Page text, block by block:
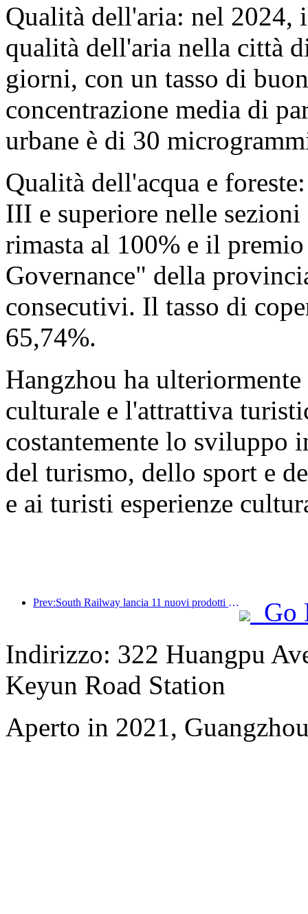
Qualità dell'aria: nel 2024,
qualità dell'aria nella città
giorni, con un tasso di
concentrazione media di
urbane è di 30
Qualità dell'acqua e
III e superiore nelle
rimasta al 100% e il
Governance" della
consecutivi. Il tasso di
65,74%.
Hangzhou ha
culturale e l'attrattiva
costantemente lo sviluppo
del turismo, dello sport e
e ai turisti esperienze
Prev:South Railway lancia 11 nuovi prodotti di biglietteria per promuovere lo sviluppo integrato dei trasporti e del turismo nelle province di Fujian e Jiangxi
Go
Indirizzo: 322 Huangpu
Keyun Road Station
Aperto in 2021,